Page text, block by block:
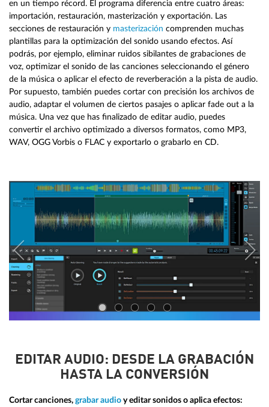
en un tiempo récord. El programa diferencia entre cuatro áreas:
importación, restauración, masterización y exportación. Las
secciones de restauración y masterización comprenden muchas
plantillas para la optimización del sonido usando efectos. Así
podrás, por ejemplo, eliminar ruidos sibilantes de grabaciones de
voz, optimizar el sonido de las canciones seleccionando el género
de la música o aplicar el efecto de reverberación a la pista de audio.
Por supuesto, también puedes cortar con precisión los archivos de
audio, adaptar el volumen de ciertos pasajes o aplicar fade out a la
música. Una vez que has finalizado de editar audio, puedes
convertir el archivo optimizado a diversos formatos, como MP3,
WAV, OGG Vorbis o FLAC y exportarlo o grabarlo en CD.
EDITAR AUDIO: DESDE LA GRABACIÓN
HASTA LA CONVERSIÓN
Cortar canciones, grabar audio y editar sonidos o aplica efectos: